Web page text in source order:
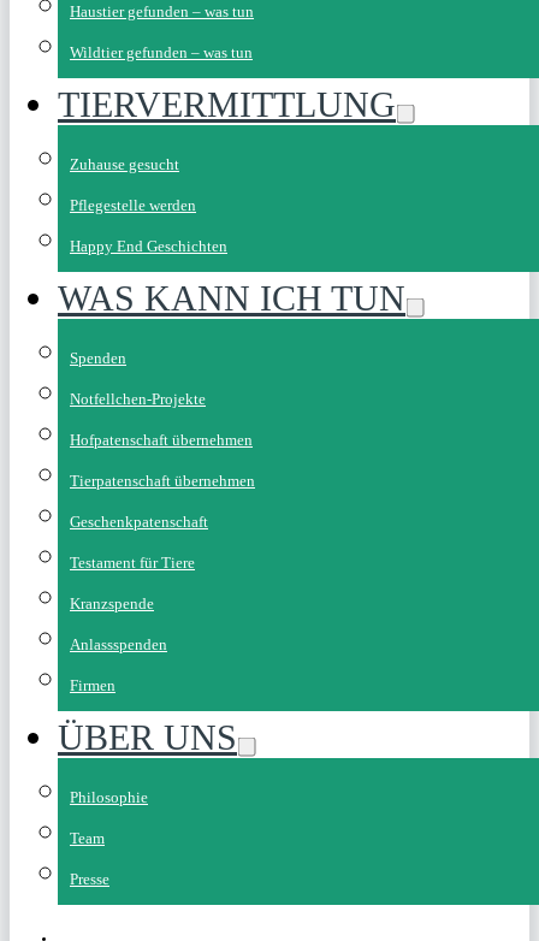
Haustier gefunden – was tun
Wildtier gefunden – was tun
TIERVERMITTLUNG
Zuhause gesucht
Pflegestelle werden
Happy End Geschichten
WAS KANN ICH TUN
Spenden
Notfellchen-Projekte
Hofpatenschaft übernehmen
Tierpatenschaft übernehmen
Geschenkpatenschaft
Testament für Tiere
Kranzspende
Anlassspenden
Firmen
ÜBER UNS
Philosophie
Team
Presse